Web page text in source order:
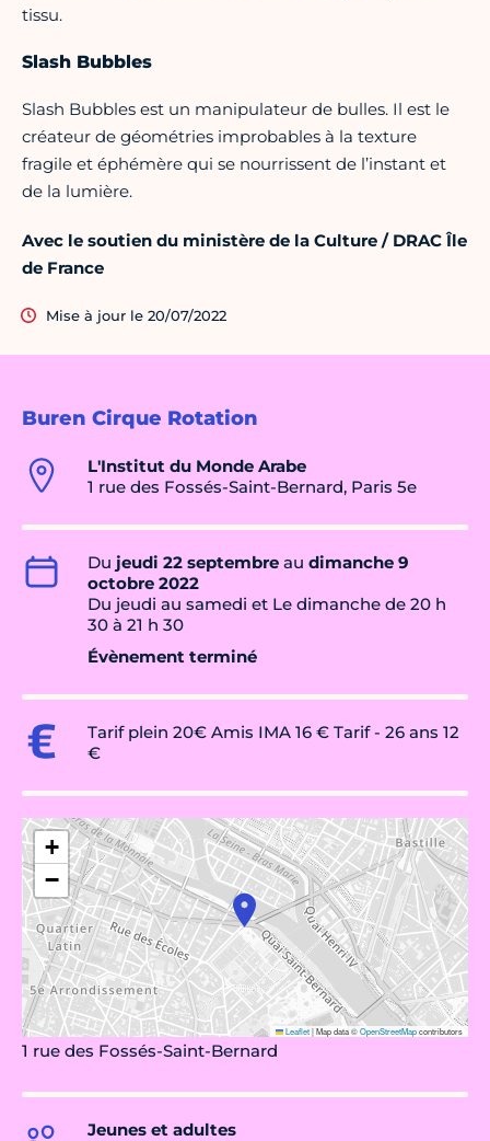
Buren Cirque Rotation
L'Institut du Monde Arabe
1 rue des Fossés-Saint-Bernard, Paris 5e
Du jeudi 22 septembre au dimanche 9
octobre 2022
Du jeudi au samedi et Le dimanche de 20 h
30 à 21 h 30
Évènement terminé
Tarif plein 20€ Amis IMA 16 € Tarif - 26 ans 12
€
+
−
Leaflet|Map data ©OpenStreetMapcontributors
1 rue des Fossés-Saint-Bernard
Jeunes et adultes
tissu.
Slash Bubbles
Slash Bubbles est un manipulateur de bulles. Il est le
créateur de géométries improbables à la texture
fragile et éphémère qui se nourrissent de l’instant et
de la lumière.
Avec le soutien du ministère de la Culture / DRAC Île
de France
Mise à jour le 20/07/2022